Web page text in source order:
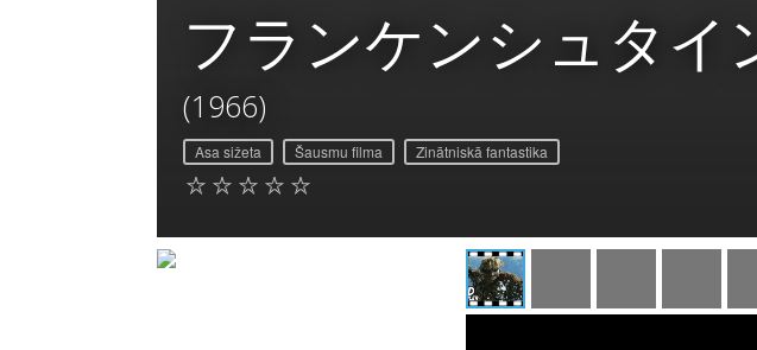
フランケンシュタイ
(1966)
Asa sižeta Šausmu filma Zinātniskā fantastika